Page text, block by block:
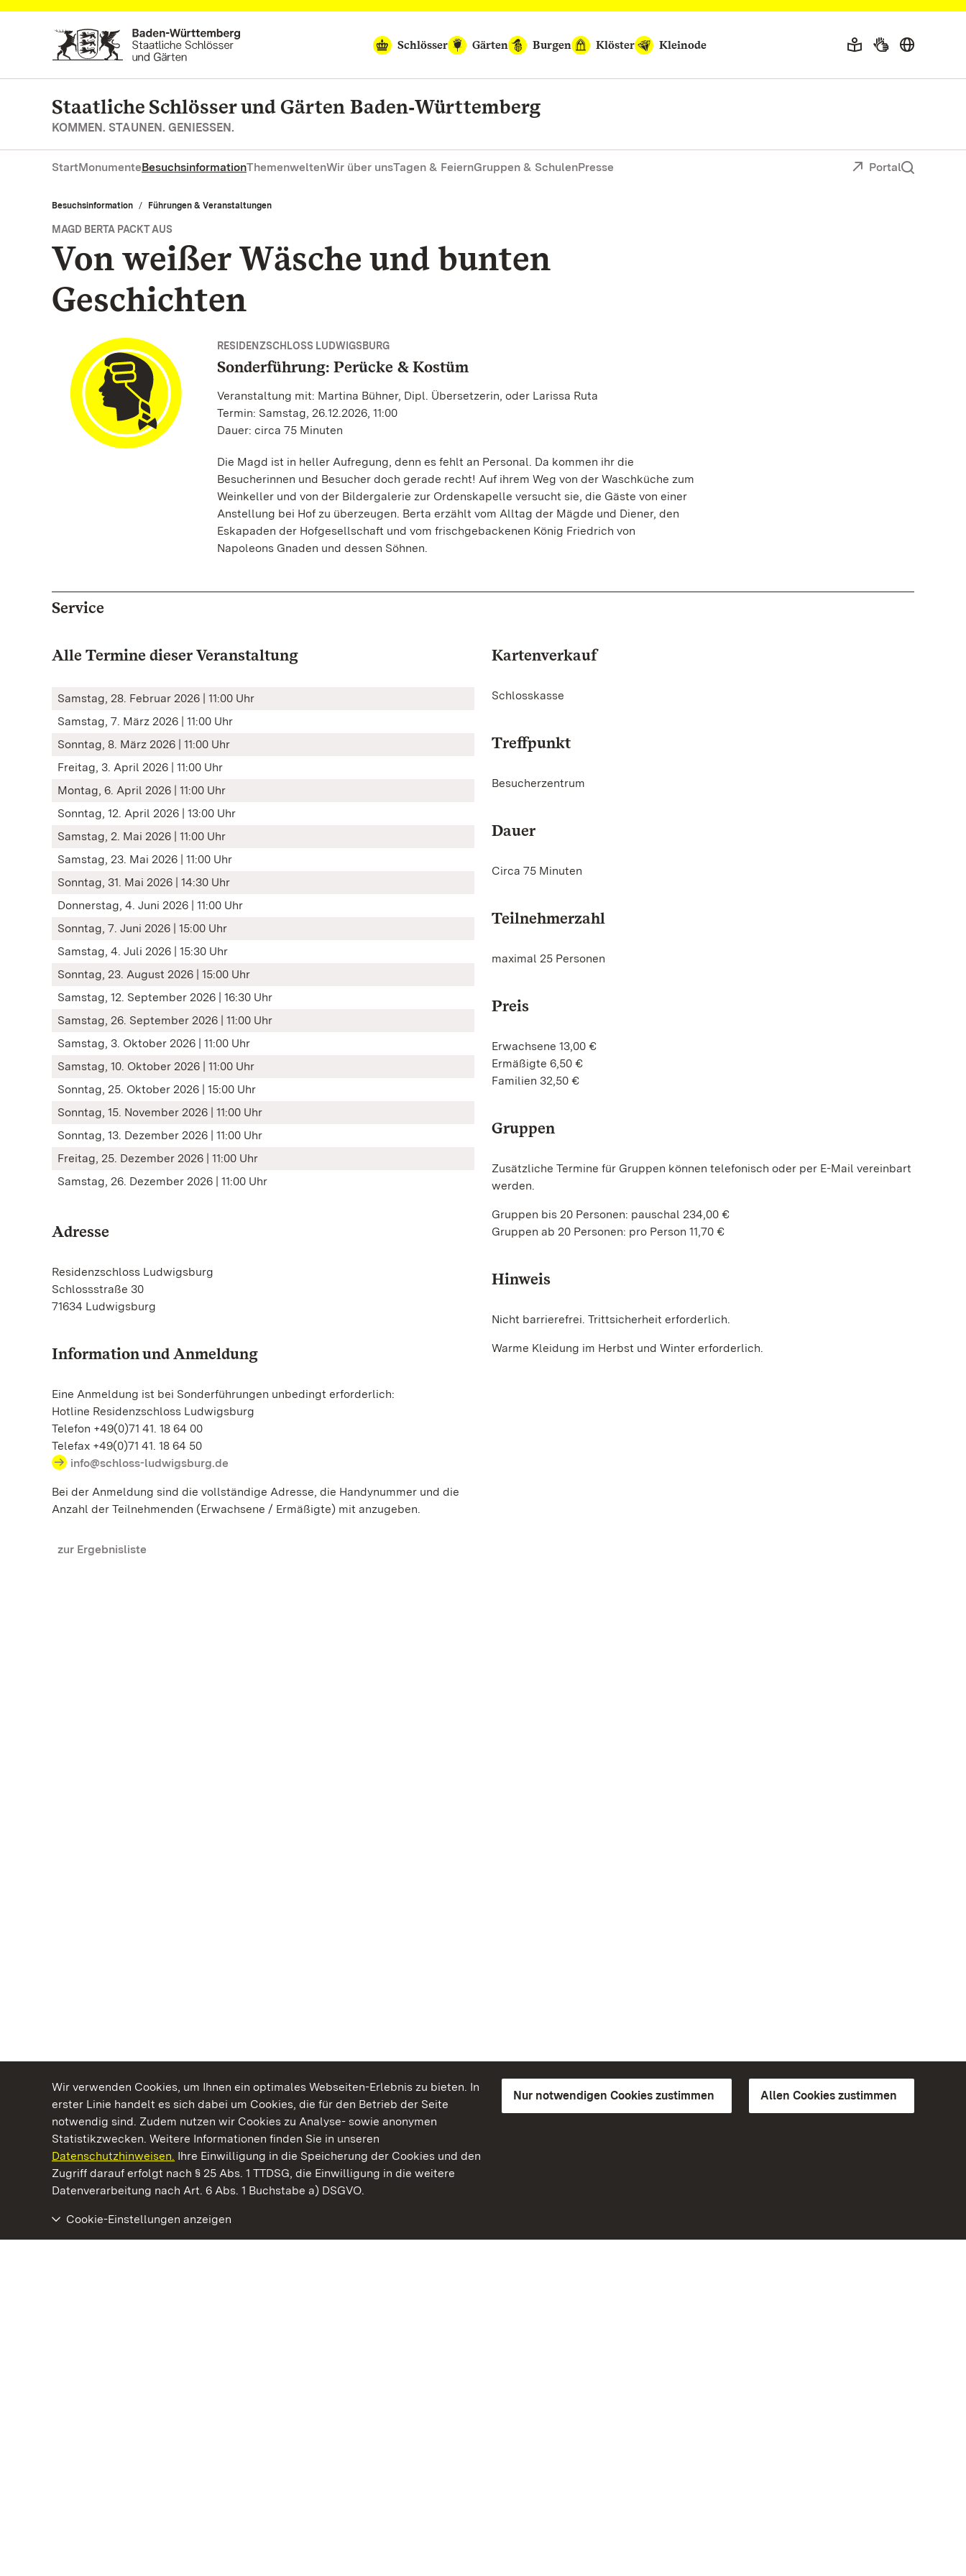
Wir verwenden Cookies, um Ihnen ein optimales Webseiten-Erlebnis zu bieten. In
erster Linie handelt es sich dabei um Cookies, die für den Betrieb der Seite
notwendig sind. Zudem nutzen wir Cookies zu Analyse- sowie anonymen
Statistikzwecken. Weitere Informationen finden Sie in unseren
Datenschutzhinweisen. Ihre Einwilligung in die Speicherung der Cookies und den
Zugriff darauf erfolgt nach § 25 Abs. 1 TTDSG, die Einwilligung in die weitere
Datenverarbeitung nach Art. 6 Abs. 1 Buchstabe a) DSGVO.
Nur notwendigen Cookies zustimmen Allen Cookies zustimmen
Cookie-Einstellungen anzeigen
Zum Hauptinhalt springen
Schlösser
Gärten Burgen Klöster Kleinode
Staatliche Schlösser und Gärten Baden‑Württemberg
KOMMEN. STAUNEN. GENIESSEN.
StartMonumenteBesuchsinformationThemenweltenWir über unsTagen & FeiernGruppen & SchulenPresse Portal
Besuchsinformation Führungen & Veranstaltungen
MAGD BERTA PACKT AUS
Von weißer Wäsche und bunten
Geschichten
RESIDENZSCHLOSS LUDWIGSBURG
Sonderführung: Perücke & Kostüm
Veranstaltung mit: Martina Bühner, Dipl. Übersetzerin, oder Larissa Ruta
Termin: Samstag, 26.12.2026, 11:00
Dauer: circa 75 Minuten
Die Magd ist in heller Aufregung, denn es fehlt an Personal. Da kommen ihr die
Besucherinnen und Besucher doch gerade recht! Auf ihrem Weg von der Waschküche zum
Weinkeller und von der Bildergalerie zur Ordenskapelle versucht sie, die Gäste von einer
Anstellung bei Hof zu überzeugen. Berta erzählt vom Alltag der Mägde und Diener, den
Eskapaden der Hofgesellschaft und vom frischgebackenen König Friedrich von
Napoleons Gnaden und dessen Söhnen.
Service
Alle Termine dieser Veranstaltung
Samstag, 28. Februar 2026 | 11:00 Uhr
Samstag, 7. März 2026 | 11:00 Uhr
Sonntag, 8. März 2026 | 11:00 Uhr
Freitag, 3. April 2026 | 11:00 Uhr
Montag, 6. April 2026 | 11:00 Uhr
Sonntag, 12. April 2026 | 13:00 Uhr
Samstag, 2. Mai 2026 | 11:00 Uhr
Samstag, 23. Mai 2026 | 11:00 Uhr
Sonntag, 31. Mai 2026 | 14:30 Uhr
Donnerstag, 4. Juni 2026 | 11:00 Uhr
Sonntag, 7. Juni 2026 | 15:00 Uhr
Samstag, 4. Juli 2026 | 15:30 Uhr
Sonntag, 23. August 2026 | 15:00 Uhr
Samstag, 12. September 2026 | 16:30 Uhr
Samstag, 26. September 2026 | 11:00 Uhr
Samstag, 3. Oktober 2026 | 11:00 Uhr
Samstag, 10. Oktober 2026 | 11:00 Uhr
Sonntag, 25. Oktober 2026 | 15:00 Uhr
Sonntag, 15. November 2026 | 11:00 Uhr
Sonntag, 13. Dezember 2026 | 11:00 Uhr
Freitag, 25. Dezember 2026 | 11:00 Uhr
Samstag, 26. Dezember 2026 | 11:00 Uhr
Adresse
Residenzschloss Ludwigsburg
Schlossstraße 30
71634 Ludwigsburg
Information und Anmeldung
Eine Anmeldung ist bei Sonderführungen unbedingt erforderlich:
Hotline Residenzschloss Ludwigsburg
Telefon +49(0)71 41. 18 64 00
Telefax +49(0)71 41. 18 64 50
info@schloss-ludwigsburg.de
Bei der Anmeldung sind die vollständige Adresse, die Handynummer und die
Anzahl der Teilnehmenden (Erwachsene / Ermäßigte) mit anzugeben.
Kartenverkauf
Schlosskasse
Treffpunkt
Besucherzentrum
Dauer
Circa 75 Minuten
Teilnehmerzahl
maximal 25 Personen
Preis
Erwachsene 13,00 €
Ermäßigte 6,50 €
Familien 32,50 €
Gruppen
Zusätzliche Termine für Gruppen können telefonisch oder per E-Mail vereinbart
werden.
Gruppen bis 20 Personen: pauschal 234,00 €
Gruppen ab 20 Personen: pro Person 11,70 €
Hinweis
Nicht barrierefrei. Trittsicherheit erforderlich.
Warme Kleidung im Herbst und Winter erforderlich.
zur Ergebnisliste
Kommen. Staunen. Genießen.